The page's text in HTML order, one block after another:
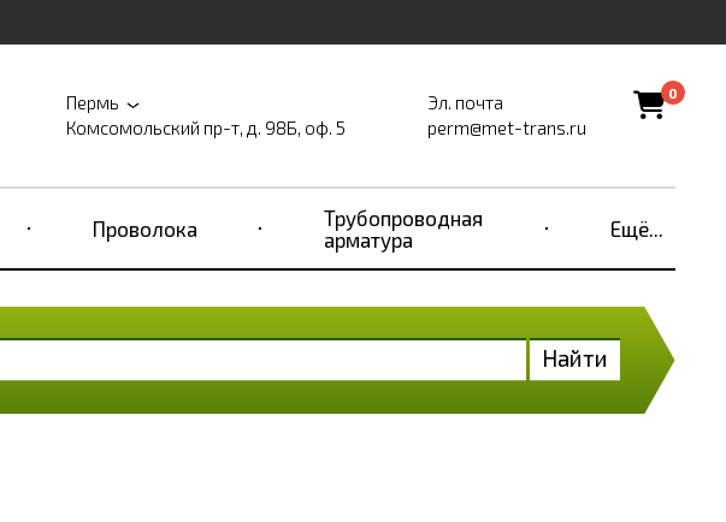
Пермь
Комсомольский пр-т, д. 98Б, оф. 5
Эл. почта
perm@met-trans.ru
0
Проволока
Трубопроводная
арматура
Ещё...
Найти